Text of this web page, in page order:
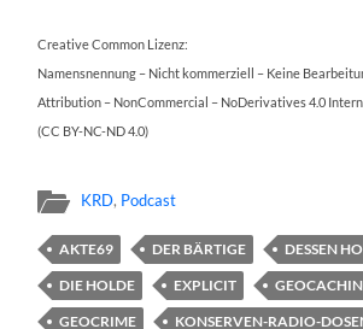
Creative Common Lizenz:
Namensnennung – Nicht kommerziell – Keine
Attribution – NonCommercial – NoDerivatives 4.0
(CC BY-NC-ND 4.0)
KRD, Podcast
AKTE69 DER BÄRTIGE
DESSEN
DIE HOLDE
EXPLICIT
GEOCRIME
KONSERVEN-RADIO-